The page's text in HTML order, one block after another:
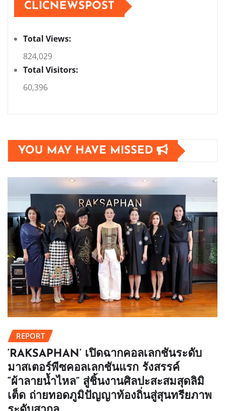
CLICNEWSPOST
Total Views:
824,029
Total Visitors:
60,396
YOU MAY HAVE MISSED
REPORT
‘RAKSAPHAN’ เปิดฉากคอลเลกชันระดับ
มาสเตอร์พีซคอลเลกชันแรก รังสรรค์
“ผ้าลายน้ำไหล” สู่ชิ้นงานศิลปะสะสมสุดลิมิ
เต็ด ถ่ายทอดภูมิปัญญาท้องถิ่นสู่สุนทรียภาพ